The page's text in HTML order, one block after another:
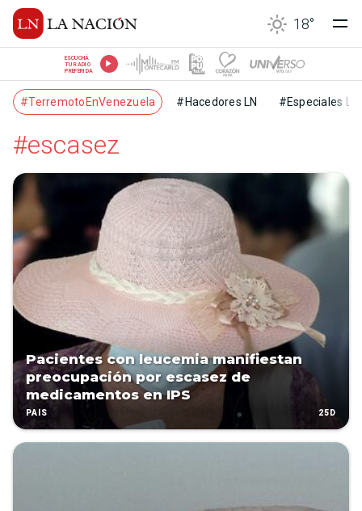
18°
ESCUCHÁ
TU RADIO
PREFERIDA
#TerremotoEnVenezuela #Hacedores LN #Especiales LN
#escasez
Pacientes con leucemia manifiestan
preocupación por escasez de
medicamentos en IPS
PAÍS 25D